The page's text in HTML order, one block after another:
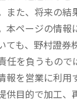
また、将来の結
本ページの情報
ても、野村證券
任を負うもので
報を営業に利用
供目的で加工、